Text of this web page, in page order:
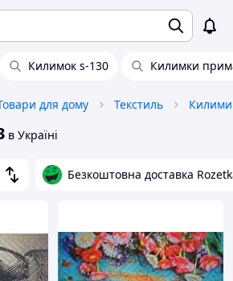
Килимок s-130 Килимки
для дому Текстиль Килими
в Україні
Безкоштовна доставка